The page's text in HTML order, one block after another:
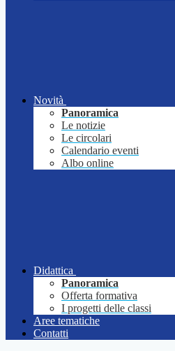
Novità
Panoramica
Le notizie
Le circolari
Calendario eventi
Albo online
Didattica
Panoramica
Offerta formativa
I progetti delle classi
Aree tematiche
Contatti